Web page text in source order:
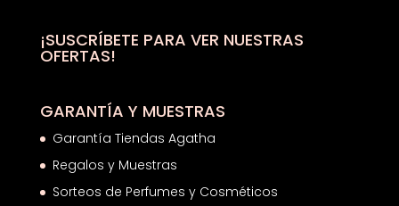
¡SUSCRÍBETE PARA VER NUESTRAS
OFERTAS!
GARANTÍA Y MUESTRAS
Garantía Tiendas Agatha
Regalos y Muestras
Sorteos de Perfumes y Cosméticos